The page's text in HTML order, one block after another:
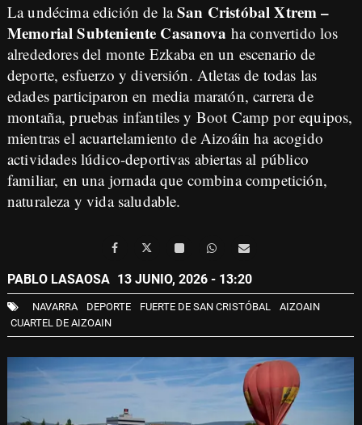
La undécima edición de laSan Cristóbal Xtrem –
Memorial Subteniente Casanova ha convertido los
alrededores del monte Ezkaba en un escenario de
deporte, esfuerzo y diversión. Atletas de todas las
edades participaron en media maratón, carrera de
montaña, pruebas infantiles y Boot Camp por equipos,
mientras el acuartelamiento de Aizoáin ha acogido
actividades lúdico-deportivas abiertas al público
familiar, en una jornada que combina competición,
naturaleza y vida saludable.
PABLO LASAOSA 13 JUNIO, 2026 - 13:20
NAVARRA DEPORTE FUERTE DE SAN CRISTÓBAL
AIZOAIN
CUARTEL DE AIZOAIN